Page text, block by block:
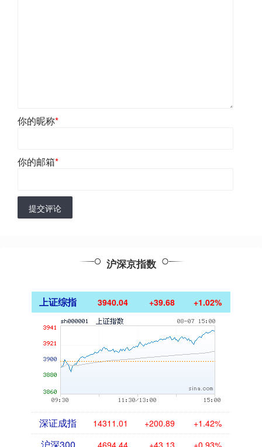
你的昵称*
你的邮箱*
提交评论
沪深京指数
上证综指 3940.04 +39.68 +1.02%
深证成指 14311.01 +200.89 +1.42%
沪深300 4694.44 +43.13 +0.93%